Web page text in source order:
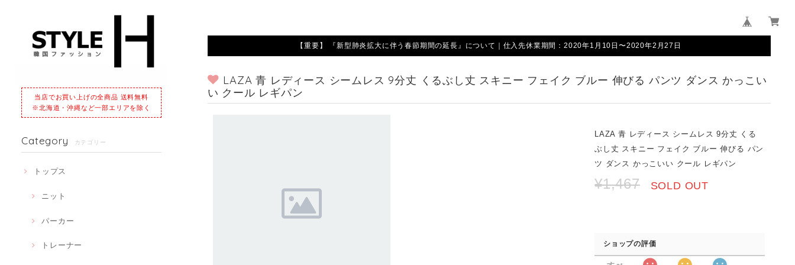
当店でお買い上げの全商品 送料無料
※北海道・沖縄など一部エリアを除く
Category カテゴリー
トップス
ニット
パーカー
トレーナー
【重要】 『新型肺炎拡大に伴う春節期間の延長』について｜仕入先休業期間：2020年1月10日〜2020年2月27日
LAZA 青 レディース シームレス 9分丈 くるぶし丈 スキニー フェイク ブルー 伸びる パンツ ダンス かっこい
い クール レギパン
LAZA 青 レディース シームレス 9分丈 くる
ぶし丈 スキニー フェイク ブルー 伸びる パン
ツ ダンス かっこいい クール レギパン
¥1,467 SOLD OUT
ショップの評価